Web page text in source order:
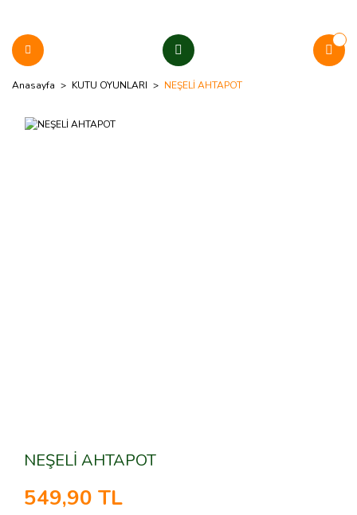
Anasayfa KUTU OYUNLARI NEŞELİ AHTAPOT
NEŞELİ AHTAPOT
549,90 TL